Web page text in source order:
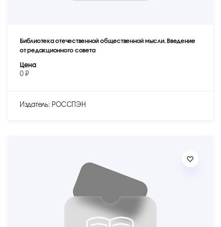
Библиотека отечественной общественной мысли. Введение
от редакционного совета
Цена
0 ₽
Издатель: РОССПЭН